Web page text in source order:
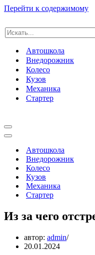
Перейти к содержимому
Искать...
Автошкола
Внедорожник
Колесо
Кузов
Механика
Стартер
Меню
навигации
Меню
навигацииАвтошкола
Внедорожник
Колесо
Кузов
Механика
Стартер
Из за чего
автор: admin
20.01.2024